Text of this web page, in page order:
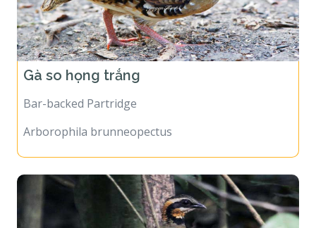
Gà so họng trắng
Bar-backed Partridge
Arborophila brunneopectus